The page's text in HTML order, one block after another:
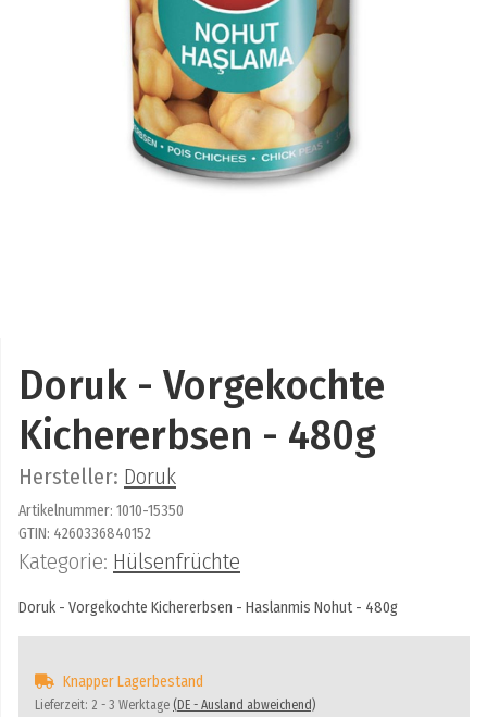
Doruk - Vorgekochte
Kichererbsen - 480g
Hersteller: Doruk
Artikelnummer: 1010-15350
GTIN: 4260336840152
Kategorie: Hülsenfrüchte
Doruk - Vorgekochte Kichererbsen - Haslanmis Nohut - 480g
Knapper Lagerbestand
Lieferzeit: 2 - 3 Werktage (DE - Ausland abweichend)